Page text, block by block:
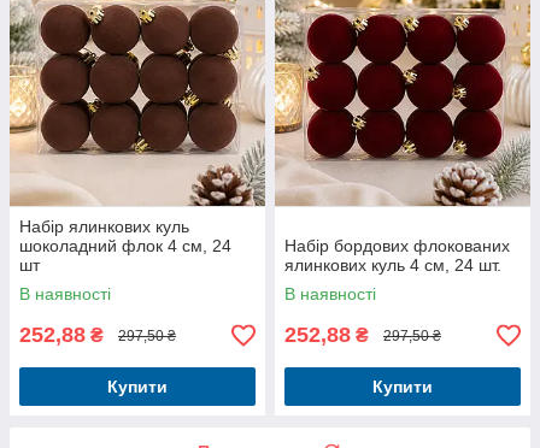
Набір ялинкових куль
шоколадний флок 4 см, 24
шт
В наявності
252,88 ₴ 297,50 ₴
Купити
Набір бордових флокованих
ялинкових куль 4 см, 24 шт.
В наявності
252,88 ₴ 297,50 ₴
Купити